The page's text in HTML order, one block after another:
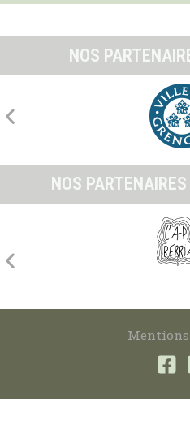
NOS
NOS
Mentions